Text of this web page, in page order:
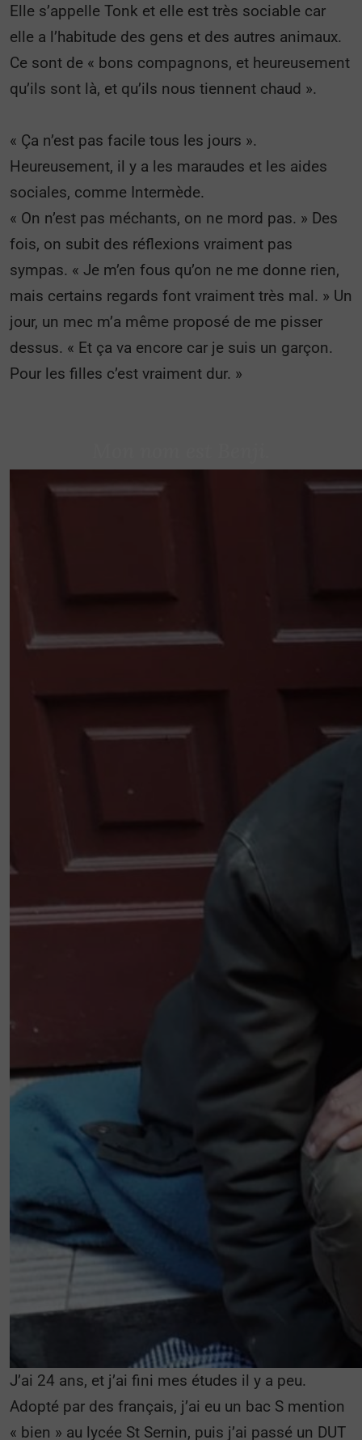
Elle s’appelle Tonk et elle est très sociable car
elle a l’habitude des gens et des autres animaux.
Ce sont de « bons compagnons, et heureusement
qu’ils sont là, et qu’ils nous tiennent chaud ».
« Ça n’est pas facile tous les jours ».
Heureusement, il y a les maraudes et les aides
sociales, comme Intermède.
« On n’est pas méchants, on ne mord pas. » Des
fois, on subit des réflexions vraiment pas
sympas. « Je m’en fous qu’on ne me donne rien,
mais certains regards font vraiment très mal. » Un
jour, un mec m’a même proposé de me pisser
dessus. « Et ça va encore car je suis un garçon.
Pour les filles c’est vraiment dur. »
J’ai 24 ans, et j’ai fini mes études il y a peu.
Adopté par des français, j’ai eu un bac S mention
« bien » au lycée St Sernin, puis j’ai passé un DUT